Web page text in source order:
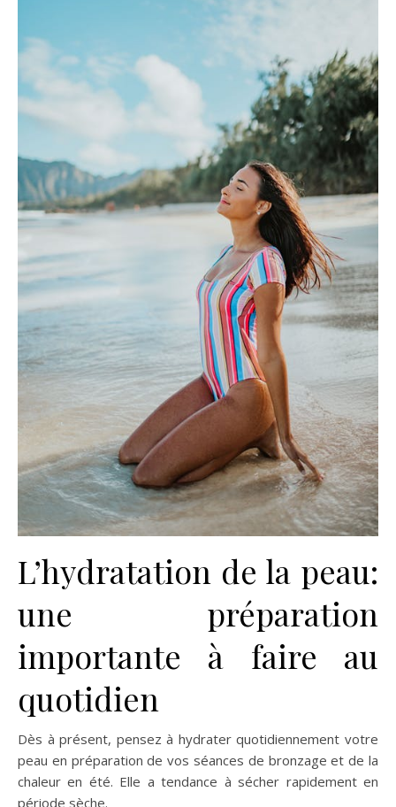
L’hydratation de la peau:
une préparation
importante à faire au
quotidien
Dès à présent, pensez à hydrater quotidiennement votre
peau en préparation de vos séances de bronzage et de la
chaleur en été. Elle a tendance à sécher rapidement en
période sèche.